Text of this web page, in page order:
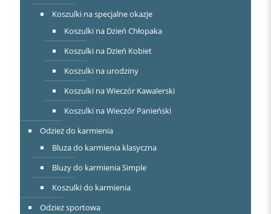
Koszulki na specjalne okazje
Koszulki na Dzień Chłopaka
Koszulki na Dzień Kobiet
Koszulki na urodziny
Koszulki na Wieczór Kawalerski
Koszulki na Wieczór Panieński
Odzież do karmienia
Bluza do karmienia klasyczna
Bluzy do karmienia Simple
Koszulki do karmienia
Odzież sportowa